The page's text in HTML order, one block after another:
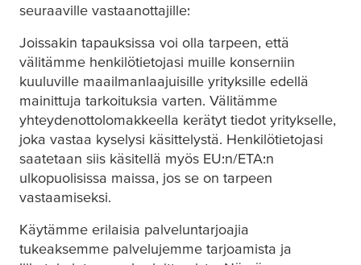
seuraaville vastaanottajille:
Joissakin tapauksissa voi olla tarpeen, että
välitämme henkilötietojasi muille konserniin
kuuluville maailmanlaajuisille yrityksille edellä
mainittuja tarkoituksia varten. Välitämme
yhteydenottolomakkeella kerätyt tiedot yritykselle,
joka vastaa kyselysi käsittelystä. Henkilötietojasi
saatetaan siis käsitellä myös EU:n/ETA:n
ulkopuolisissa maissa, jos se on tarpeen
vastaamiseksi.
Käytämme erilaisia palveluntarjoajia
tukeaksemme palvelujemme tarjoamista ja